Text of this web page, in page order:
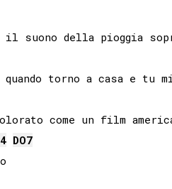
come un film
DO7